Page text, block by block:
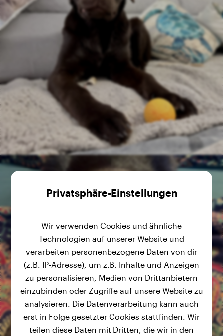
Privatsphäre-Einstellungen
Wir verwenden Cookies und ähnliche
Technologien auf unserer Website und
verarbeiten personenbezogene Daten von dir
(z.B. IP-Adresse), um z.B. Inhalte und Anzeigen
zu personalisieren, Medien von Drittanbietern
einzubinden oder Zugriffe auf unsere Website zu
analysieren. Die Datenverarbeitung kann auch
erst in Folge gesetzter Cookies stattfinden. Wir
teilen diese Daten mit Dritten, die wir in den